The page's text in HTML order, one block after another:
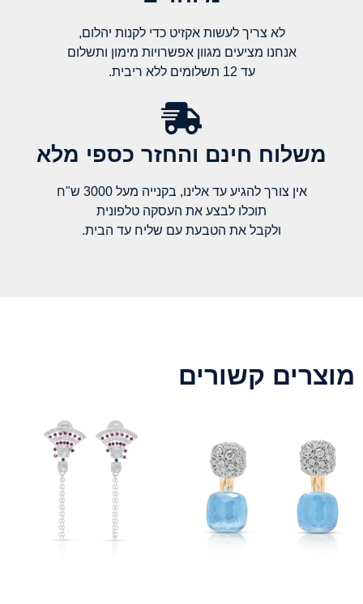
לא צריך לעשות אקזיט כדי לקנות יהלום,
אנחנו מציעים מגוון אפשרויות מימון ותשלום
עד 12 תשלומים ללא ריבית.
משלוח חינם והחזר כספי מלא​
אין צורך להגיע עד אלינו, בקנייה מעל 3000 ש"ח
תוכלו לבצע את העסקה טלפונית
ולקבל את הטבעת עם שליח עד הבית.
מוצרים קשורים